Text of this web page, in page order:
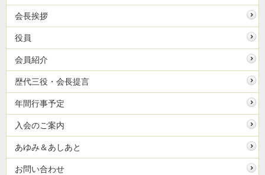
会長挨拶
役員
会員紹介
歴代三役・会長提言
年間行事予定
入会のご案内
あゆみ＆あしあと
お問い合わせ